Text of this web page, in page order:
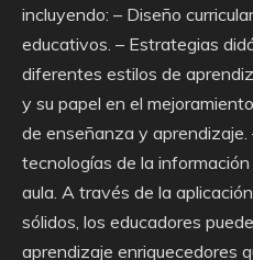
incluyendo: – Diseño
educativos. – Estrategias
diferentes estilos de
y su papel en el
de enseñanza y aprendizaje.
tecnologías de la
aula. A través de la
sólidos, los educadores
aprendizaje enriquecedores